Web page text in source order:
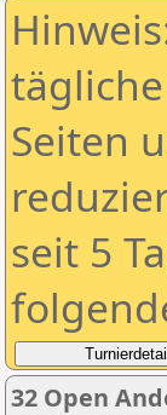
Seiten
seit 5
32 Open